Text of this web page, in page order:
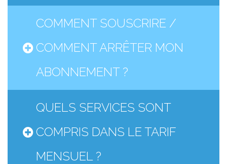
COMMENT SOUSCRIRE /
COMMENT ARRÊTER MON
ABONNEMENT ?
QUELS SERVICES SONT
COMPRIS DANS LE TARIF
MENSUEL ?